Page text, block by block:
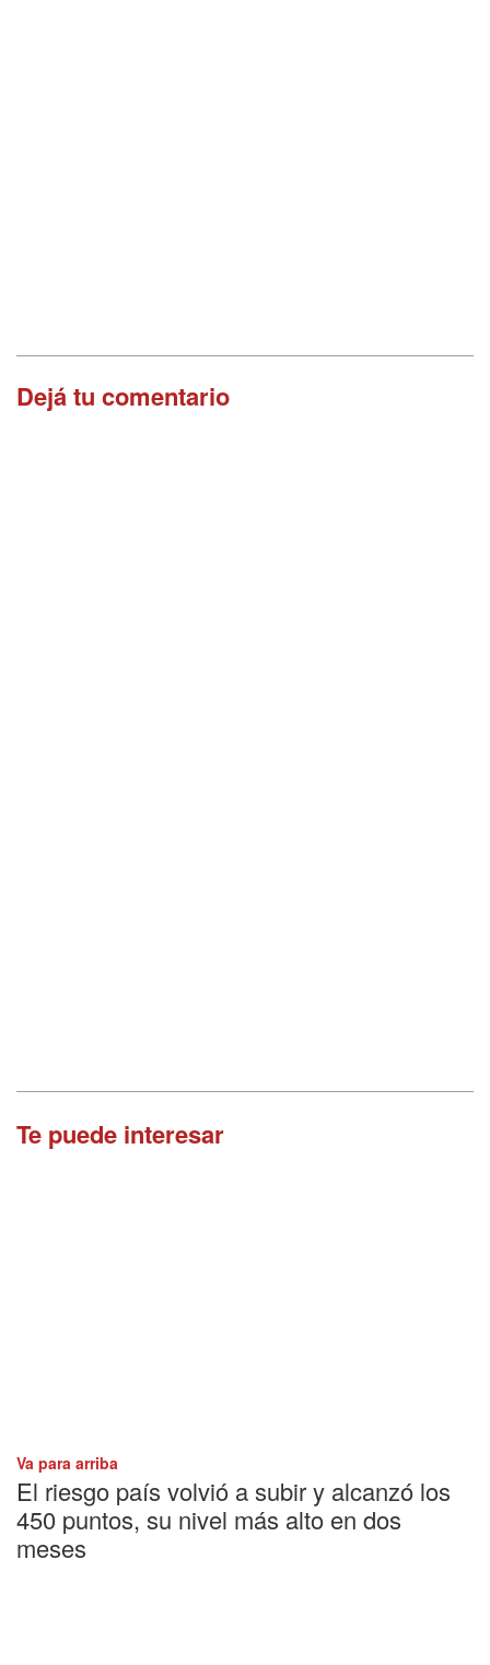
Dejá tu comentario
Te puede interesar
Va para arriba
El riesgo país volvió a subir y alcanzó los
450 puntos, su nivel más alto en dos
meses